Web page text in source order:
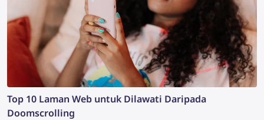
Top 10 Laman Web untuk Dilawati Daripada
Doomscrolling